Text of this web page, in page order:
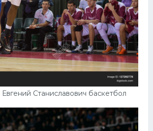
Станиславович баскетбол